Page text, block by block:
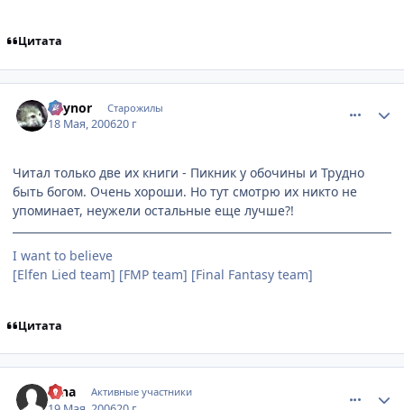
Цитата
Raynor Старожилы
18 Мая, 200620 г
Читал только две их книги - Пикник у обочины и Трудно
быть богом. Очень хороши. Но тут смотрю их никто не
упоминает, неужели остальные еще лучше?!
I want to believe
[Elfen Lied team] [FMP team] [Final Fantasy team]
Цитата
tyna Активные участники